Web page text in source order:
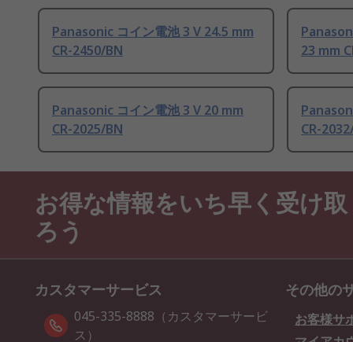
Panasonic コイン電池 3 V 24.5 mm
CR-2450/BN
23 mm
Panasonic コイン電池 3 V 20 mm
CR-2025/BN
CR-
お得な情報をいち早く受け取
ろう
カスタマーサービス
045-335-8888（カスタマーサービ
ス）
その他の
お客様サ